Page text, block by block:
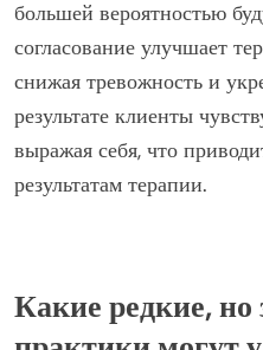
большей вероятностью
согласование улучшает
снижая тревожность и
результате клиенты
выражая себя, что
результатам терапии.
Какие редкие,